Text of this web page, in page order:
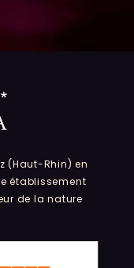
(Haut-Rhin) en
établissement
de la nature